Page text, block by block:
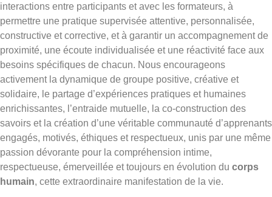
interactions entre participants et avec les formateurs, à
permettre une pratique supervisée attentive, personnalisée,
constructive et corrective, et à garantir un accompagnement de
proximité, une écoute individualisée et une réactivité face aux
besoins spécifiques de chacun. Nous encourageons
activement la dynamique de groupe positive, créative et
solidaire, le partage d’expériences pratiques et humaines
enrichissantes, l’entraide mutuelle, la co-construction des
savoirs et la création d’une véritable communauté d’apprenants
engagés, motivés, éthiques et respectueux, unis par une même
passion dévorante pour la compréhension intime,
respectueuse, émerveillée et toujours en évolution du corps
humain, cette extraordinaire manifestation de la vie.